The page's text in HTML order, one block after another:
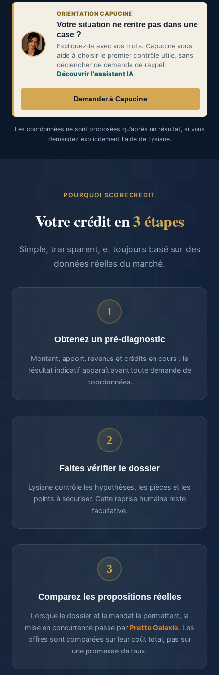
ORIENTATION CAPUCINE
Votre situation ne rentre pas dans une
case ?
Expliquez-la avec vos mots. Capucine vous
aide à choisir le premier contrôle utile, sans
déclencher de demande de rappel.
Découvrir l'assistant IA.
Demander à Capucine
Les coordonnées ne sont proposées qu'après un résultat, si vous
demandez explicitement l'aide de Lysiane.
POURQUOI SCORECREDIT
Votre crédit en3 étapes
Simple, transparent, et toujours basé sur des
données réelles du marché.
1
Obtenez un pré-diagnostic
Montant, apport, revenus et crédits en cours : le
résultat indicatif apparaît avant toute demande de
coordonnées.
2
Faites vérifier le dossier
Lysiane contrôle les hypothèses, les pièces et les
points à sécuriser. Cette reprise humaine reste
facultative.
3
Comparez les propositions réelles
Lorsque le dossier et le mandat le permettent, la
mise en concurrence passe par Pretto Galaxie. Les
offres sont comparées sur leur coût total, pas sur
une promesse de taux.